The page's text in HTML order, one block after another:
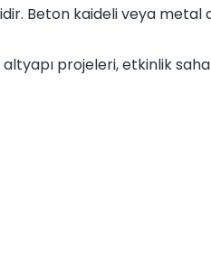
Beton kaideli veya metal
projeleri, etkinlik